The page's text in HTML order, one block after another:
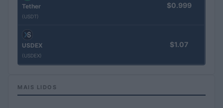
Tether
(USDT)
$0.999
USDEX
(USDEX)
$1.07
MAIS LIDOS